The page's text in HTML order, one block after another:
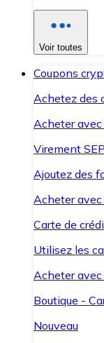
Voir toutes
Coupons
Achetez des
Acheter avec
Virement
Ajoutez des
Acheter
Carte de
Utilisez les
Acheter avec
Boutique -
Nouveau